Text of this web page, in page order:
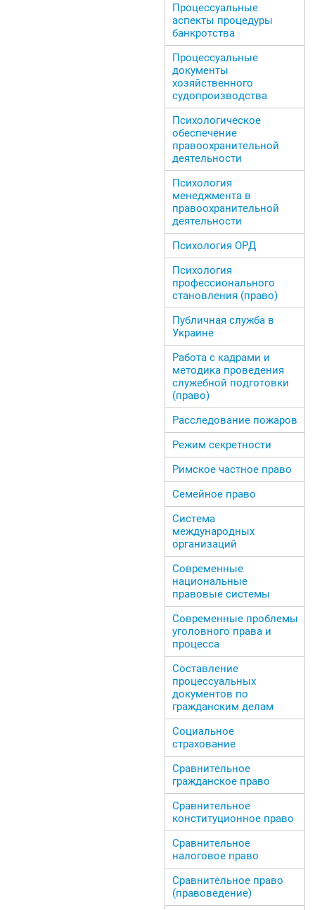
Процессуальные
аспекты процедуры
банкротства
Процессуальные
документы
хозяйственного
судопроизводства
Психологическое
обеспечение
правоохранительной
деятельности
Психология
менеджмента в
правоохранительной
деятельности
Психология ОРД
Психология
профессионального
становления (право)
Публичная служба в
Украине
Работа с кадрами и
методика проведения
служебной подготовки
(право)
Расследование пожаров
Режим секретности
Римское частное право
Семейное право
Система
международных
организаций
Современные
национальные
правовые системы
Современные проблемы
уголовного права и
процесса
Составление
процессуальных
документов по
гражданским делам
Социальное
страхование
Сравнительное
гражданское право
Сравнительное
конституционное право
Сравнительное
налоговое право
Сравнительное право
(правоведение)